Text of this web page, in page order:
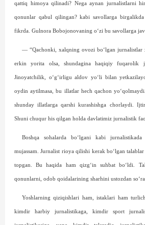
qattiq himoya qilinadi? Nega aynan jurnalistlarni
qonunlar qabul qilingan? kabi savollarga
fikrda. Gulnora Bobojonovaning o‘zi bu savollarga
— “Qachonki, xalqning ovozi bo‘lgan jurnalistlar
erkin yorita olsa, shundagina haqiqiy fuqarolik
Jinoyatchilik, o‘g‘irligu aldov yo‘li bilan
oydin aytilmasa, bu illatlar hech qachon
shunday illatlarga qarshi kurashishga chorlaydi.
Shuni chuqur his qilgan holda davlatimiz jurnalistik
Boshqa sohalarda bo‘lgani kabi
mujassam. Jurnalist rioya qilishi kerak bo‘lgan
topgan. Bu haqida ham qizg‘in suhbat bo‘ldi.
qonunlarni, odob qoidalarining sharhini ustozdan
Yoshlarning qiziqishlari ham, istaklari ham
kimdir harbiy jurnalistikaga, kimdir sport